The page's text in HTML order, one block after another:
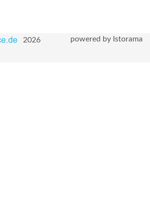
2026 powered by Istorama